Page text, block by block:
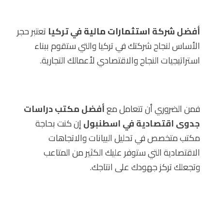
أفضل شركةاستثمارات ماليةفي تركيا تعتبر حجر
الأساس لنجاح شركتك في تركيا والتي ستقوم ببناء
استراتيجيات النجاح والاقتصادي لأعمالك التجارية.
فمن الضروري أن تتعامل معأفضل مكتب دراسات
جدوى اقتصادية في اسطنبولإن كنت بحاجة
مكتب متخصص في تحليل البيانات والاتجاهات
الاقتصادية التي ستوفر عليك الكثير من المتاعب
وتجعلك تركز جهودك على انتاجك.